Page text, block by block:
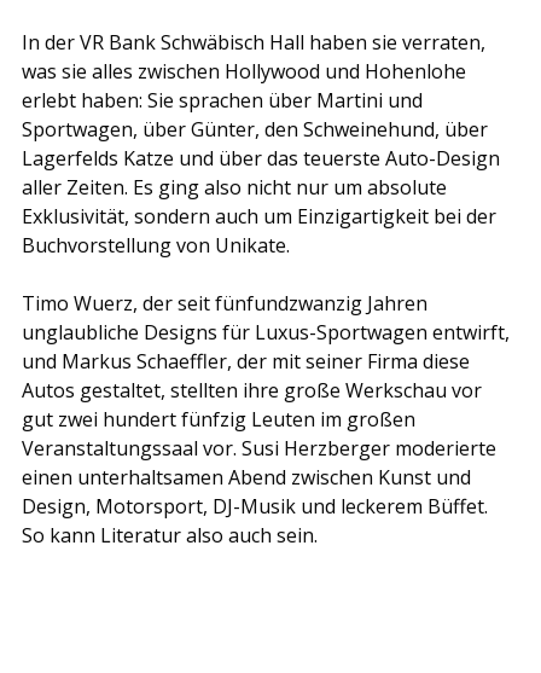
In der VR Bank Schwäbisch Hall haben sie verraten,
was sie alles zwischen Hollywood und Hohenlohe
erlebt haben: Sie sprachen über Martini und
Sportwagen, über Günter, den Schweinehund, über
Lagerfelds Katze und über das teuerste Auto-Design
aller Zeiten. Es ging also nicht nur um absolute
Exklusivität, sondern auch um Einzigartigkeit bei der
Buchvorstellung von Unikate.
Timo Wuerz, der seit fünfundzwanzig Jahren
unglaubliche Designs für Luxus-Sportwagen entwirft,
und Markus Schaeffler, der mit seiner Firma diese
Autos gestaltet, stellten ihre große Werkschau vor
gut zwei hundert fünfzig Leuten im großen
Veranstaltungssaal vor. Susi Herzberger moderierte
einen unterhaltsamen Abend zwischen Kunst und
Design, Motorsport, DJ-Musik und leckerem Büffet.
So kann Literatur also auch sein.